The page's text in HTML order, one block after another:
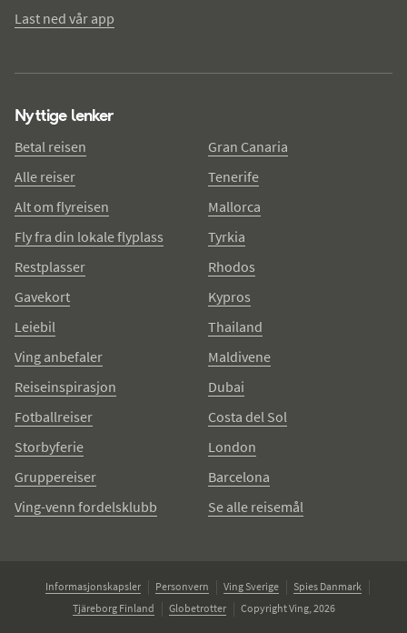
Last ned vår app
Nyttige lenker
Betal reisen
Alle reiser
Alt om flyreisen
Fly fra din lokale flyplass
Restplasser
Gavekort
Leiebil
Ving anbefaler
Reiseinspirasjon
Fotballreiser
Storbyferie
Gruppereiser
Ving-venn fordelsklubb
Gran Canaria
Tenerife
Mallorca
Tyrkia
Rhodos
Kypros
Thailand
Maldivene
Dubai
Costa del Sol
London
Barcelona
Se alle reisemål
Informasjonskapsler Personvern Ving Sverige
Spies Danmark
Tjäreborg Finland
Globetrotter Copyright Ving, 2026